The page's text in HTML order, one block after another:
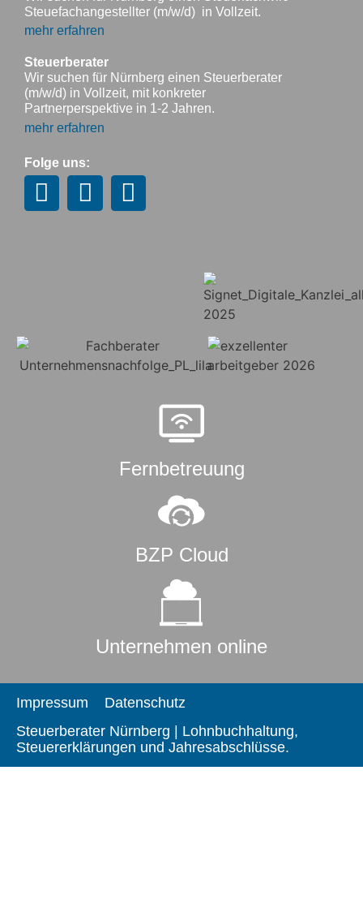
Steuefachangestellter (m/w/d) in Vollzeit.
mehr erfahren
Steuerberater
Wir suchen für Nürnberg einen Steuerberater
(m/w/d) in Vollzeit, mit konkreter
Partnerperspektive in 1-2 Jahren.
mehr erfahren
Folge uns:
Fernbetreuung
BZP Cloud
Unternehmen online
Impressum
Datenschutz
Steuerberater Nürnberg | Lohnbuchhaltung,
Steuererklärungen und Jahresabschlüsse.